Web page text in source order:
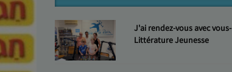
J'ai rendez-vous avec vous-
Littérature Jeunesse